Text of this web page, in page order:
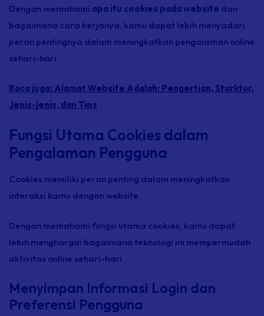
Dengan memahami apa itu cookies pada website dan
bagaimana cara kerjanya, kamu dapat lebih menyadari
peran pentingnya dalam meningkatkan pengalaman online
sehari-hari.
Baca juga: Alamat Website Adalah: Pengertian, Sturktur,
Jenis-jenis, dan Tips
Fungsi Utama Cookies dalam
Pengalaman Pengguna
Cookies memiliki peran penting dalam meningkatkan
interaksi kamu dengan website.
Dengan memahami fungsi utama cookies, kamu dapat
lebih menghargai bagaimana teknologi ini mempermudah
aktivitas online sehari-hari.
Menyimpan Informasi Login dan
Preferensi Pengguna